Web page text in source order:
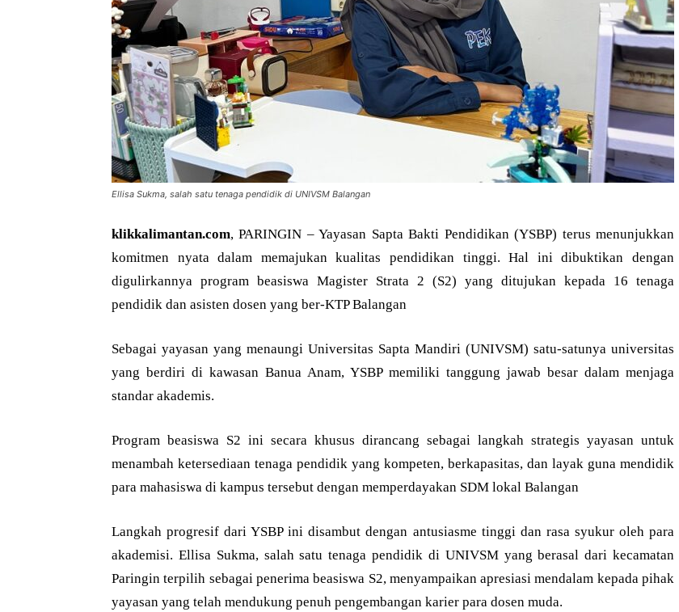
Ellisa Sukma, salah satu tenaga pendidik di UNIVSM Balangan
klikkalimantan.com, PARINGIN – Yayasan Sapta Bakti Pendidikan (YSBP) terus menunjukkan
komitmen nyata dalam memajukan kualitas pendidikan tinggi. Hal ini dibuktikan dengan
digulirkannya program beasiswa Magister Strata 2 (S2) yang ditujukan kepada 16 tenaga
pendidik dan asisten dosen yang ber-KTP Balangan
Sebagai yayasan yang menaungi Universitas Sapta Mandiri (UNIVSM) satu-satunya universitas
yang berdiri di kawasan Banua Anam, YSBP memiliki tanggung jawab besar dalam menjaga
standar akademis.
Program beasiswa S2 ini secara khusus dirancang sebagai langkah strategis yayasan untuk
menambah ketersediaan tenaga pendidik yang kompeten, berkapasitas, dan layak guna mendidik
para mahasiswa di kampus tersebut dengan memperdayakan SDM lokal Balangan
Langkah progresif dari YSBP ini disambut dengan antusiasme tinggi dan rasa syukur oleh para
akademisi. Ellisa Sukma, salah satu tenaga pendidik di UNIVSM yang berasal dari kecamatan
Paringin terpilih sebagai penerima beasiswa S2, menyampaikan apresiasi mendalam kepada pihak
yayasan yang telah mendukung penuh pengembangan karier para dosen muda.